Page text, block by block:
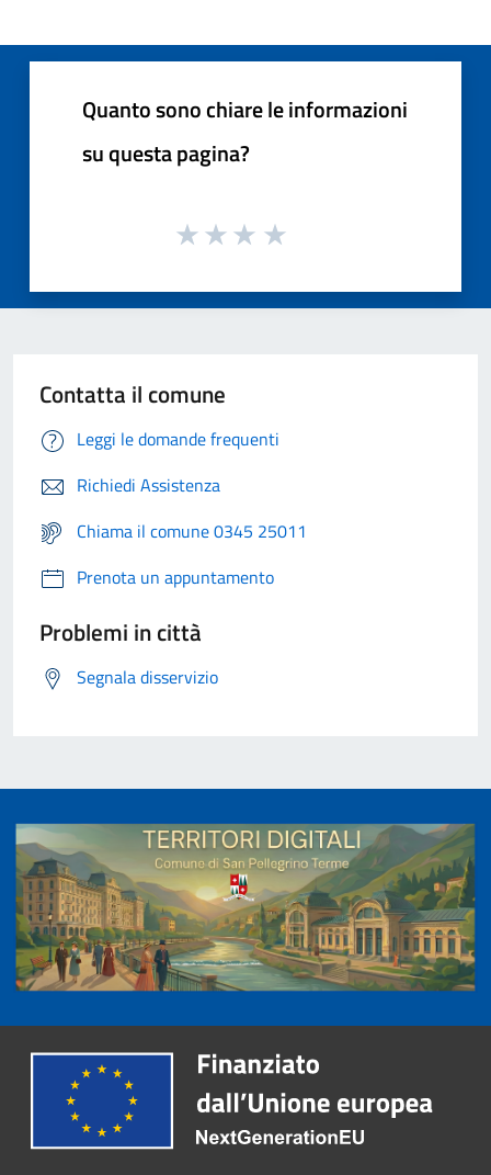
Quanto sono chiare le informazioni
su questa pagina?
Contatta il comune
Leggi le domande frequenti
Richiedi Assistenza
Chiama il comune 0345 25011
Prenota un appuntamento
Problemi in città
Segnala disservizio